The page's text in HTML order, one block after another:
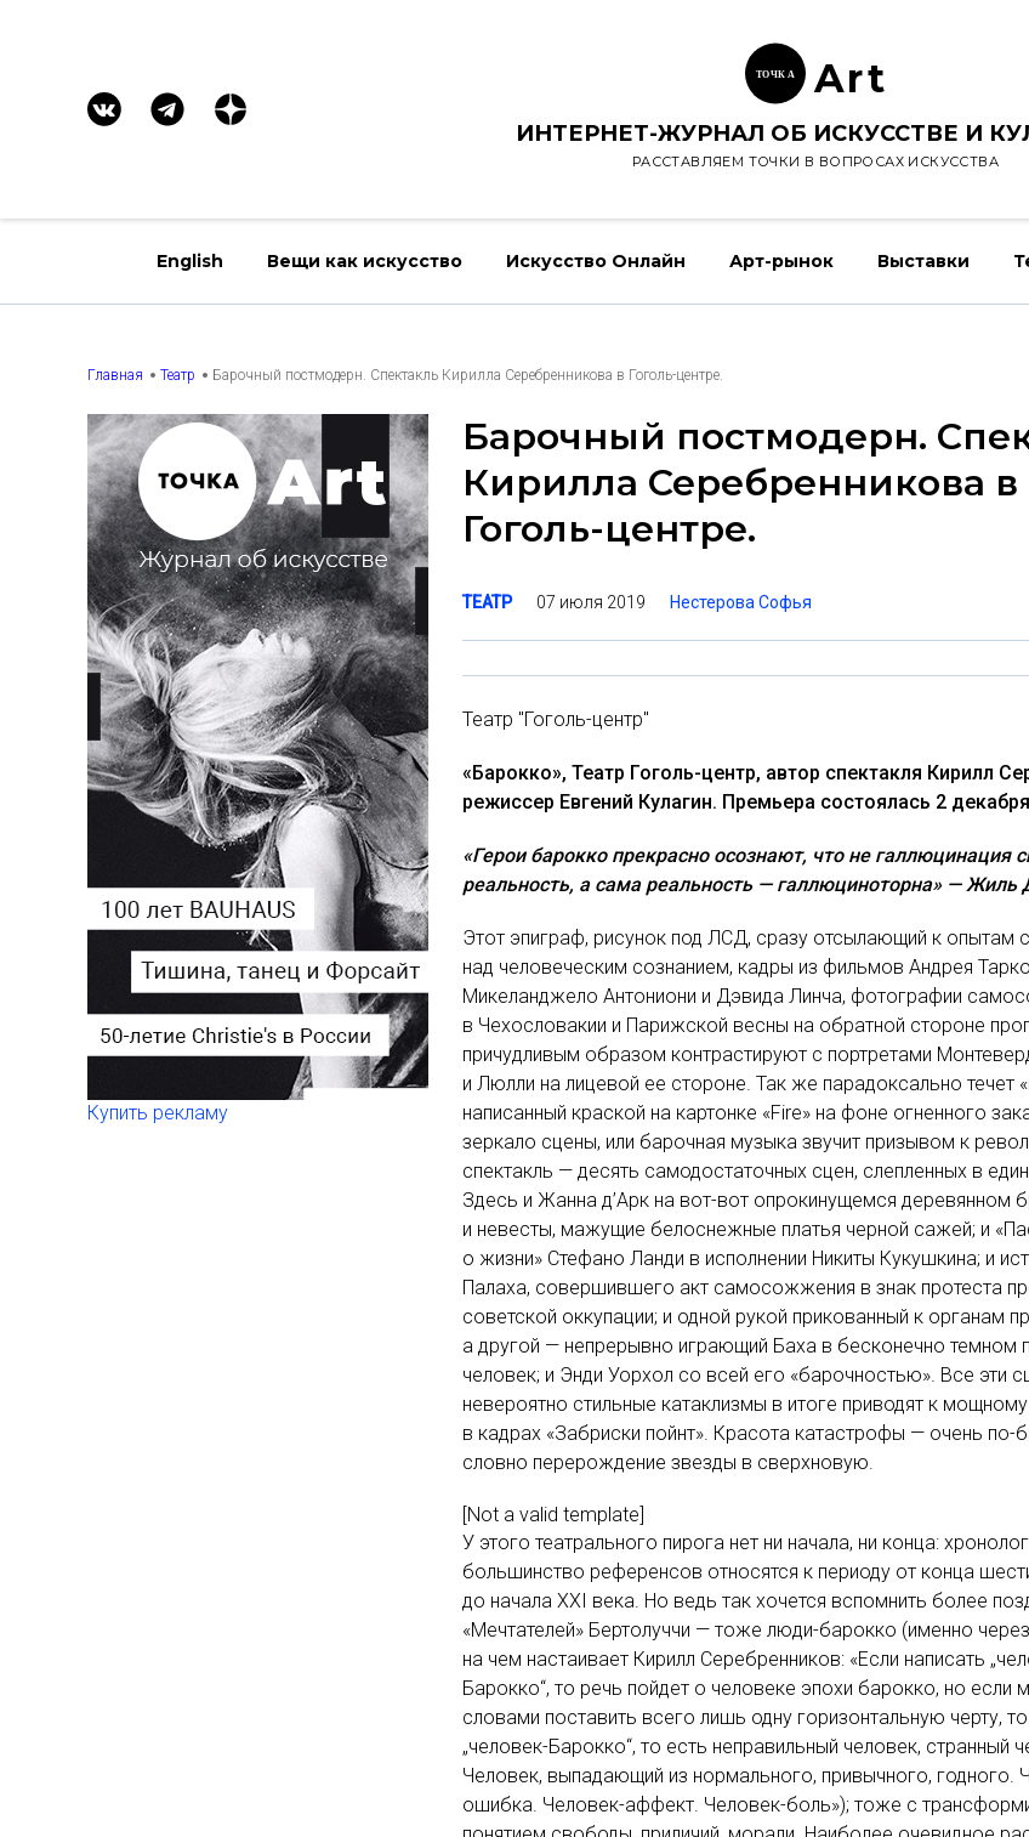
ТОЧК А Art
ИНТЕРНЕТ-ЖУРНАЛ ОБ ИСКУССТВЕ И
РАССТАВЛЯЕМ ТОЧКИ В ВОПРОСАХ ИСКУССТВА
English Вещи как искусство Искусство Онлайн Арт-рынок Выставки
Главная Театр Барочный постмодерн. Спектакль Кирилла Серебренникова в Гоголь-центре.
Купить рекламу
Барочный постмодерн.
Кирилла Серебренникова в
Гоголь-центре.
ТЕАТР 07 июля 2019 Нестерова Софья
Театр "Гоголь-центр"
«Барокко», Театр Гоголь-центр, автор спектакля Кирилл
режиссер Евгений Кулагин. Премьера состоялась 2
«Герои барокко прекрасно осознают, что не галлюцинация
реальность, а сама реальность — галлюциноторна» —Жиль
Этот эпиграф, рисунок под ЛСД, сразу отсылающий к опытам
над человеческим сознанием, кадры из фильмов Андрея
Микеланджело Антониони и Дэвида Линча, фотографии
в Чехословакии и Парижской весны на обратной стороне
причудливым образом контрастируют с портретами
и Люлли на лицевой ее стороне. Так же парадоксально течет
написанный краской на картонке «Fire» на фоне огненного
зеркало сцены, или барочная музыка звучит призывом к
спектакль — десять самодостаточных сцен, слепленных в
Здесь и Жанна д’Арк на вот-вот опрокинущемся деревянном
и невесты, мажущие белоснежные платья черной сажей; и
о жизни» Стефано Ланди в исполнении Никиты Кукушкина; и
Палаха, совершившего акт самосожжения в знак протеста
советской оккупации; и одной рукой прикованный к органам
а другой — непрерывно играющий Баха в бесконечно темном
человек; и Энди Уорхол со всей его «барочностью». Все эти
невероятно стильные катаклизмы в итоге приводят к
в кадрах «Забриски пойнт». Красота катастрофы — очень по-
словно перерождение звезды в сверхновую.
[Not a valid template]
У этого театрального пирога нет ни начала, ни конца:
большинство референсов относятся к периоду от конца
до начала XXI века. Но ведь так хочется вспомнить более
«Мечтателей» Бертолуччи — тоже люди-барокко (именно
на чем настаивает Кирилл Серебренников: «Если написать
Барокко“, то речь пойдет о человеке эпохи барокко, но если
словами поставить всего лишь одну горизонтальную черту, то
„человек-Барокко“, то есть неправильный человек, странный
Человек, выпадающий из нормального, привычного, годного.
ошибка. Человек-аффект. Человек-боль»); тоже с